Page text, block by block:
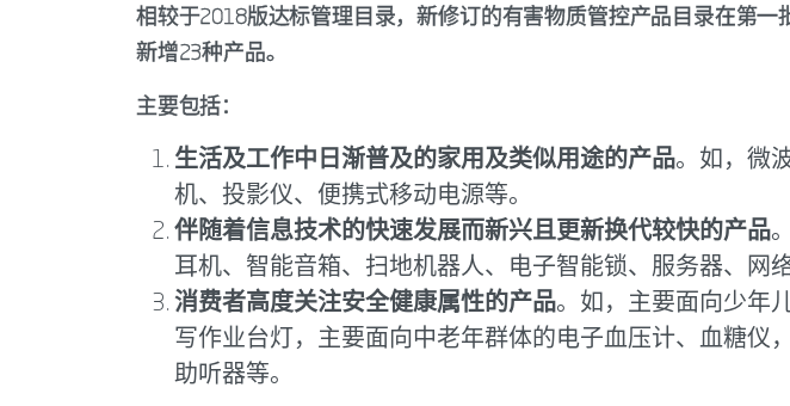
相较于2018版达标管理目录，新修订的有害物质管控产品目录在第一
新增23种产品。
主要包括：
生活及工作中日渐普及的家用及类似用途的产品。如，微
机、投影仪、便携式移动电源等。
伴随着信息技术的快速发展而新兴且更新换代较快的产品
耳机、智能音箱、扫地机器人、电子智能锁、服务器、网
消费者高度关注安全健康属性的产品。如，主要面向少年
写作业台灯，主要面向中老年群体的电子血压计、血糖仪
助听器等。